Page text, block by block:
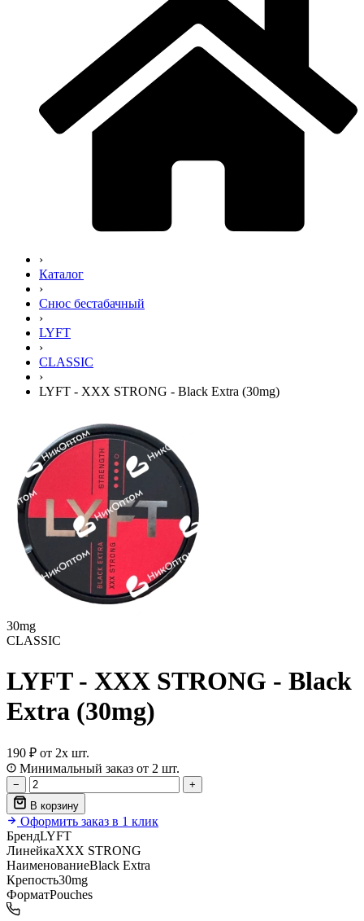
›
Каталог
›
Снюс бестабачный
›
LYFT
›
CLASSIC
›
LYFT - XXX STRONG - Black Extra (30mg)
30mg
CLASSIC
LYFT - XXX STRONG - Black
Extra (30mg)
190 ₽ от 2х шт.
Минимальный заказ от 2 шт.
−
+
В корзину
Оформить заказ в 1 клик
БрендLYFT
ЛинейкаXXX STRONG
НаименованиеBlack Extra
Крепость30mg
ФорматPouches